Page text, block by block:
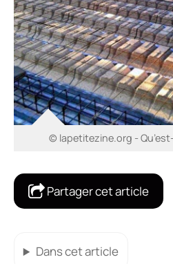
© lapetitezine.org -
Partager cet article
Dans cet article